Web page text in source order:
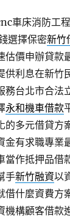
車床消防工
選擇保密新竹
估價申辦貸款
供利息在新竹
務台北市合法
永和機車借款
的多元借貸方
金有求職專業
當作抵押品借
手新竹融資以
借什麼資費方
機構顧客借款